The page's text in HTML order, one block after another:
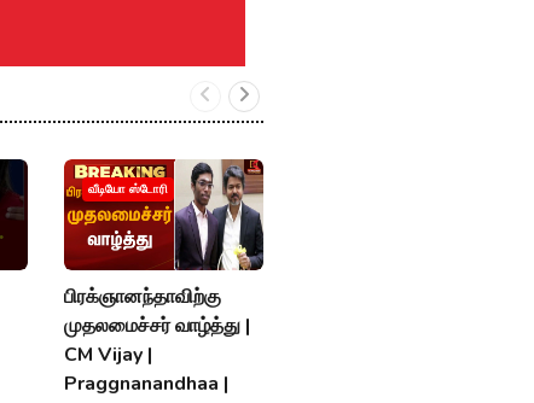
வீடியோ ஸ்டோரி
பிரக்ஞானந்தாவிற்கு
முதலமைச்சர் வாழ்த்து |
CM Vijay |
Praggnanandhaa |